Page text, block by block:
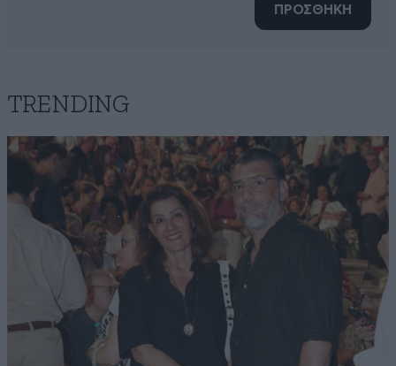
ΠΡΟΣΘΗΚΗ
TRENDING